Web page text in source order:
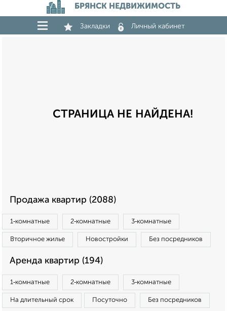
БРЯНСК НЕДВИЖИМОСТЬ
Закладки Личный кабинет
СТРАНИЦА НЕ НАЙДЕНА!
Продажа квартир (2088)
1‑комнатные 2‑комнатные 3‑комнатные
Вторичное жилье Новостройки Без посредников
Аренда квартир (194)
1‑комнатные 2‑комнатные 3‑комнатные
На длительный срок Посуточно Без посредников